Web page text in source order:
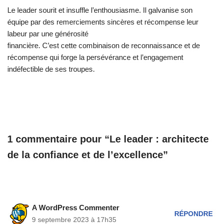
Le leader sourit et insuffle l’enthousiasme. Il galvanise son
équipe par des remerciements sincères et récompense leur
labeur par une générosité
financière. C’est cette combinaison de reconnaissance et de
récompense qui forge la persévérance et l’engagement
indéfectible de ses troupes.
1 commentaire pour “Le leader : architecte
de la confiance et de l’excellence”
A WordPress Commenter
9 septembre 2023 à 17h35
RÉPONDRE